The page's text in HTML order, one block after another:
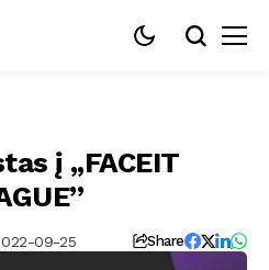
į „FACEIT
09-25 Share